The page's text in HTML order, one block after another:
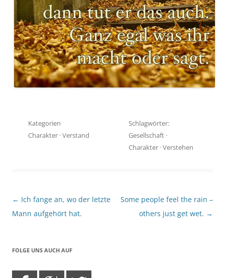
Kategorien
Charakter ·Verstand
Schlagwörter:
Gesellschaft ·
Charakter ·Verstehen
Beitragsnavigation
← Ich fange an, wo der letzte
Mann aufgehört hat.
Some people feel the rain –
others just get wet. →
FOLGE UNS AUCH AUF